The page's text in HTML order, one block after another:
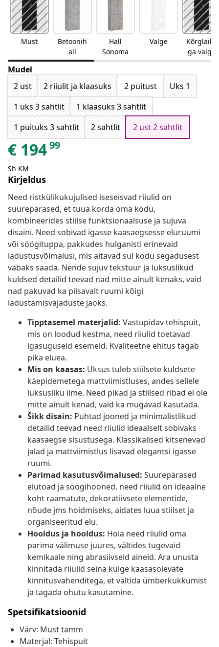
Must
Betoonih
all
Hall
Sonoma
Valge
Kõrgläike
ga valge
Mudel
2 ust
2 riiulit ja klaasuks 2 puitust
Uks 1
1 uks 3 sahtlit
1 klaasuks 3 sahtlit
1 puituks 3 sahtlit
2 sahtlit 2 ust 2 sahtlit
€ 19499
Sh KM
Kirjeldus
Need ristkülikukujulised iseseisvad riiulid on
suurepärased, et tuua korda oma kodu,
kombineerides stiilse funktsionaalsuse ja sujuva
disaini. Need sobivad igasse kaasaegsesse eluruumi
või söögituppa, pakkudes hulganisti erinevaid
ladustusvõimalusi, mis aitavad sul kodu segadusest
vabaks saada. Nende sujuv tekstuur ja luksuslikud
kuldsed detailid teevad nad mitte ainult kenaks, vaid
nad pakuvad ka piisavalt ruumi kõigi
ladustamisvajaduste jaoks.
Tipptasemel materjalid: Vastupidav tehispuit,
mis on loodud kestma, need riiulid toetavad
igasuguseid esemeid. Kvaliteetne ehitus tagab
pika eluea.
Mis on kaasas: Üksus tuleb stiilsete kuldsete
käepidemetega mattviimistluses, andes sellele
luksusliku ilme. Need pikad ja stiilsed ribad ei ole
mitte ainult kenad, vaid ka mugavad kasutada.
Šikk disain: Puhtad jooned ja minimalistlikud
detailid teevad need riiulid ideaalselt sobivaks
kaasaegse sisustusega. Klassikalised kitsenevad
jalad ja mattviimistlus lisavad elegantsi igasse
ruumi.
Parimad kasutusvõimalused: Suurepärased
elutoad ja söögihooned, need riiulid on ideaalne
koht raamatute, dekoratiivsete elementide,
nõude jms hoidmiseks, aidates luua stiilset ja
organiseeritud elu.
Hooldus ja hooldus: Hoia need riiulid oma
parima välimuse juures, vältides tugevaid
kemikaale ning abrasiivseid aineid. Ära unusta
kinnitada riiulid seina külge kaasasolevate
kinnitusvahenditega, et vältida ümberkukkumist
ja tagada ohutu kasutamine.
Spetsifikatsioonid
Värv: Must tamm
Materjal: Tehispuit